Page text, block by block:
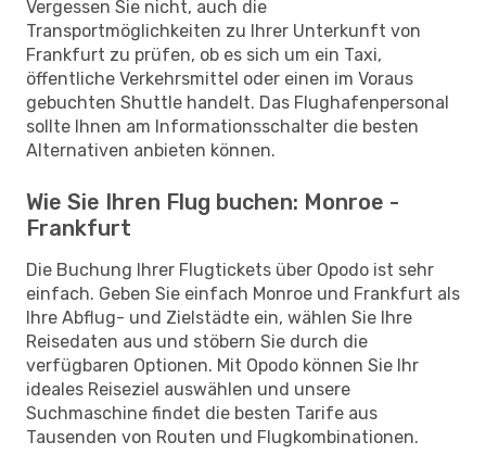
Vergessen Sie nicht, auch die
Transportmöglichkeiten zu Ihrer Unterkunft von
Frankfurt zu prüfen, ob es sich um ein Taxi,
öffentliche Verkehrsmittel oder einen im Voraus
gebuchten Shuttle handelt. Das Flughafenpersonal
sollte Ihnen am Informationsschalter die besten
Alternativen anbieten können.
Wie Sie Ihren Flug buchen: Monroe -
Frankfurt
Die Buchung Ihrer Flugtickets über Opodo ist sehr
einfach. Geben Sie einfach Monroe und Frankfurt als
Ihre Abflug- und Zielstädte ein, wählen Sie Ihre
Reisedaten aus und stöbern Sie durch die
verfügbaren Optionen. Mit Opodo können Sie Ihr
ideales Reiseziel auswählen und unsere
Suchmaschine findet die besten Tarife aus
Tausenden von Routen und Flugkombinationen.